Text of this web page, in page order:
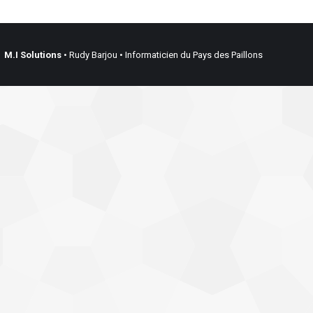
M.I Solutions • Rudy Barjou • Informaticien du Pays des Paillons